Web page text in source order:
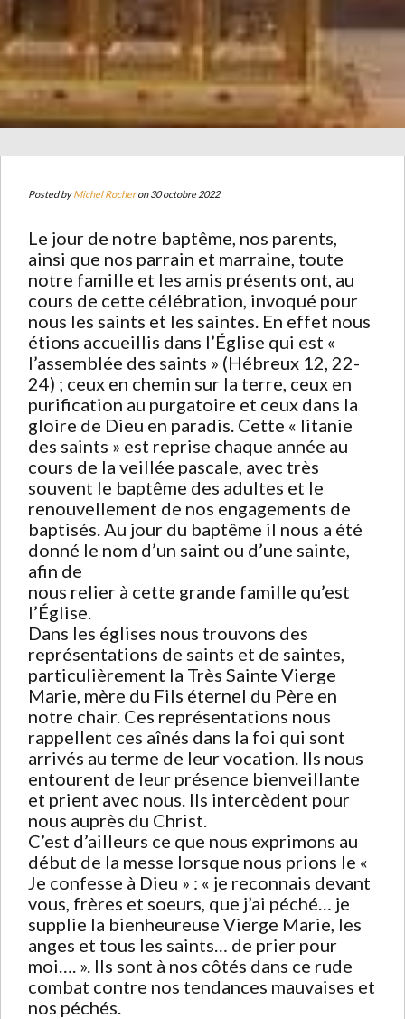
Posted byMichel Rocheron 30 octobre 2022
Le jour de notre baptême, nos parents,
ainsi que nos parrain et marraine, toute
notre famille et les amis présents ont, au
cours de cette célébration, invoqué pour
nous les saints et les saintes. En effet nous
étions accueillis dans l’Église qui est «
l’assemblée des saints » (Hébreux 12, 22-
24) ; ceux en chemin sur la terre, ceux en
purification au purgatoire et ceux dans la
gloire de Dieu en paradis. Cette « litanie
des saints » est reprise chaque année au
cours de la veillée pascale, avec très
souvent le baptême des adultes et le
renouvellement de nos engagements de
baptisés. Au jour du baptême il nous a été
donné le nom d’un saint ou d’une sainte,
afin de
nous relier à cette grande famille qu’est
l’Église.
Dans les églises nous trouvons des
représentations de saints et de saintes,
particulièrement la Très Sainte Vierge
Marie, mère du Fils éternel du Père en
notre chair. Ces représentations nous
rappellent ces aînés dans la foi qui sont
arrivés au terme de leur vocation. Ils nous
entourent de leur présence bienveillante
et prient avec nous. Ils intercèdent pour
nous auprès du Christ.
C’est d’ailleurs ce que nous exprimons au
début de la messe lorsque nous prions le «
Je confesse à Dieu » : « je reconnais devant
vous, frères et soeurs, que j’ai péché… je
supplie la bienheureuse Vierge Marie, les
anges et tous les saints… de prier pour
moi…. ». Ils sont à nos côtés dans ce rude
combat contre nos tendances mauvaises et
nos péchés.